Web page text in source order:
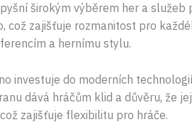
širokým výběrem her a služeb
zajišťuje rozmanitost pro
a hernímu stylu.
investuje do moderních
dává hráčům klid a důvěru, že
zajišťuje flexibilitu pro hráče.